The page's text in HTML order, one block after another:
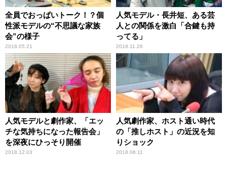
全員でおっぱいトーク！？個
性派モデルの“不思議な家族
会”の様子
2018.05.21
人気モデル・長井短、ある芸
人との関係を激白「合鍵も持
ってる」
2018.11.26
人気モデルと劇作家、「エッ
チな気持ちになった報告会」
を深夜にひっそり開催
2018.12.03
人気劇作家、ホスト通い時代
の「推しホスト」の近況を知
りショック
2018.06.11